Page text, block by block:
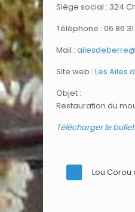
Siège social : 324
Téléphone : 06 86
Mail : ailesdeberre@
Site web : Les Ailes
Objet :
Restauration du
Télécharger le
Lou Corou